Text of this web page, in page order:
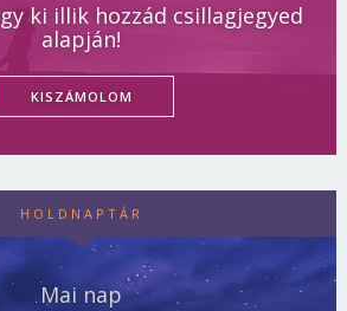
ki illik hozzád csillagjegyed
alapján!
KISZÁMOLOM
HOLDNAPTÁR
Mai nap